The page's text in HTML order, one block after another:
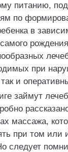
питанию,
по
в
при
и
займут
массажа,
при том или
следует